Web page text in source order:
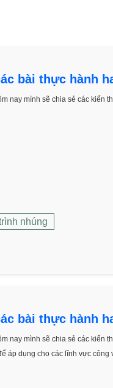
bài thực hành
nay mình sẽ chia sẻ các kiến
nhúng
bài thực hành
nay mình sẽ chia sẻ các kiến
áp dụng cho các lĩnh vực công